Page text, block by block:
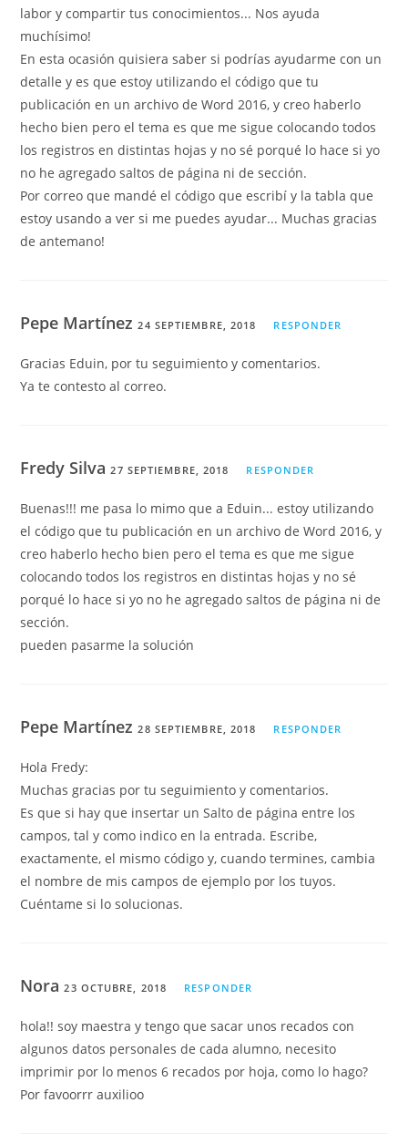
labor y compartir tus conocimientos... Nos ayuda
muchísimo!
En esta ocasión quisiera saber si podrías ayudarme con un
detalle y es que estoy utilizando el código que tu
publicación en un archivo de Word 2016, y creo haberlo
hecho bien pero el tema es que me sigue colocando todos
los registros en distintas hojas y no sé porqué lo hace si yo
no he agregado saltos de página ni de sección.
Por correo que mandé el código que escribí y la tabla que
estoy usando a ver si me puedes ayudar... Muchas gracias
de antemano!
Pepe Martínez24 SEPTIEMBRE, 2018 RESPONDER
Gracias Eduin, por tu seguimiento y comentarios.
Ya te contesto al correo.
Fredy Silva27 SEPTIEMBRE, 2018 RESPONDER
Buenas!!! me pasa lo mimo que a Eduin... estoy utilizando
el código que tu publicación en un archivo de Word 2016, y
creo haberlo hecho bien pero el tema es que me sigue
colocando todos los registros en distintas hojas y no sé
porqué lo hace si yo no he agregado saltos de página ni de
sección.
pueden pasarme la solución
Pepe Martínez28 SEPTIEMBRE, 2018 RESPONDER
Hola Fredy:
Muchas gracias por tu seguimiento y comentarios.
Es que si hay que insertar un Salto de página entre los
campos, tal y como indico en la entrada. Escribe,
exactamente, el mismo código y, cuando termines, cambia
el nombre de mis campos de ejemplo por los tuyos.
Cuéntame si lo solucionas.
Nora23 OCTUBRE, 2018 RESPONDER
hola!! soy maestra y tengo que sacar unos recados con
algunos datos personales de cada alumno, necesito
imprimir por lo menos 6 recados por hoja, como lo hago?
Por favoorrr auxilioo